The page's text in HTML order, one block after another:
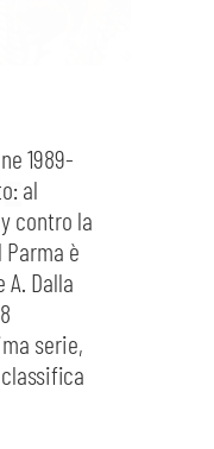
1989-
al
contro la
è
Dalla
serie,